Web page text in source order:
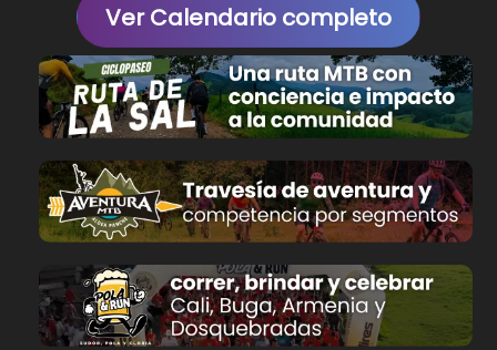
Ver Calendario completo